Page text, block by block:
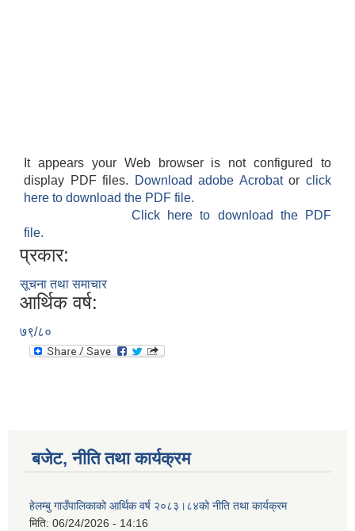
It appears your Web browser is not configured to
display PDF files.
Download adobe Acrobatorclick
here to download the PDF file.
Click here to download the PDF
file.
प्रकार:
सूचना तथा समाचार
आर्थिक वर्ष:
७९/८०
बजेट, नीति तथा कार्यक्रम
हेलम्बु गाउँपालिकाको आर्थिक वर्ष २०८३।८४को नीति तथा कार्यक्रम
मिति: 06/24/2026 - 14:16